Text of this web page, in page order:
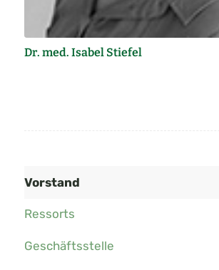
Dr. med. Isabel Stiefel
Vorstand
Ressorts
Geschäftsstelle